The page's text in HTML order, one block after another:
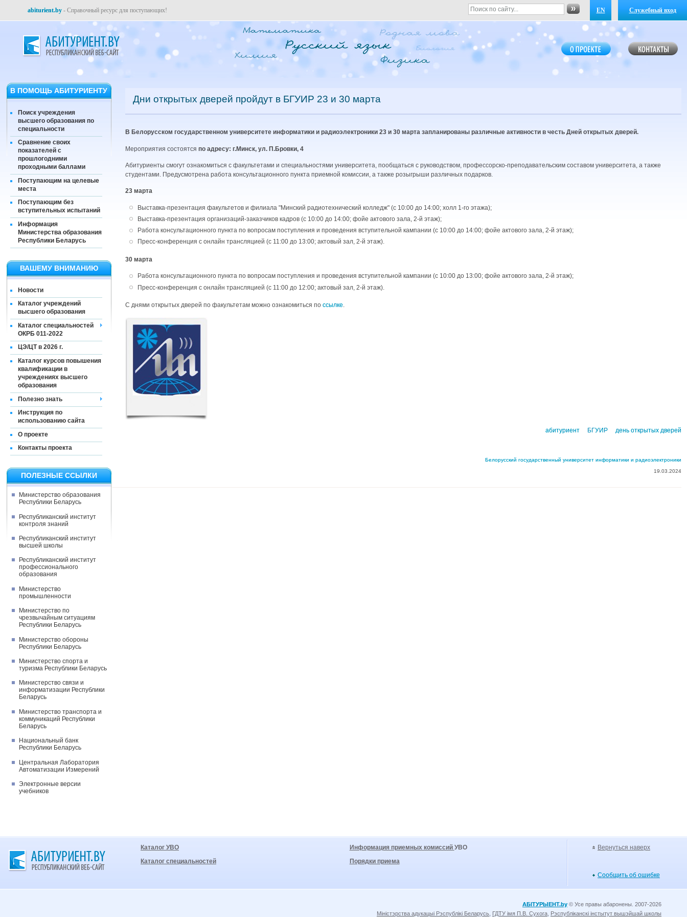
EN Служебный вход
abiturient.by - Справочный ресурс для поступающих!
В ПОМОЩЬ АБИТУРИЕНТУ
Поиск учреждения
высшего образования по
специальности
Сравнение своих
показателей с
прошлогодними
проходными баллами
Поступающим на целевые
места
Поступающим без
вступительных испытаний
Информация
Министерства образования
Республики Беларусь
ВАШЕМУ ВНИМАНИЮ
Новости
Каталог учреждений
высшего образования
Каталог специальностей
ОКРБ 011-2022
ЦЭ/ЦТ в 2026 г.
Каталог курсов повышения
квалификации в
учреждениях высшего
образования
Полезно знать
Инструкция по
использованию сайта
О проекте
Контакты проекта
ПОЛЕЗНЫЕ ССЫЛКИ
Министерство образования
Республики Беларусь
Республиканский институт
контроля знаний
Республиканский институт
высшей школы
Республиканский институт
профессионального
образования
Министерство
промышленности
Министерство по
чрезвычайным ситуациям
Республики Беларусь
Министерство обороны
Республики Беларусь
Министерство спорта и
туризма Республики Беларусь
Министерство связи и
информатизации Республики
Беларусь
Министерство транспорта и
коммуникаций Республики
Беларусь
Национальный банк
Республики Беларусь
Центральная Лаборатория
Автоматизации Измерений
Электронные версии
учебников
Дни открытых дверей пройдут в БГУИР 23 и 30 марта
В Белорусском государственном университете информатики и радиоэлектроники 23 и 30 марта запланированы различные активности в честь Дней открытых дверей.
Мероприятия состоятся по адресу: г.Минск, ул. П.Бровки, 4
Абитуриенты смогут ознакомиться с факультетами и специальностями университета, пообщаться с руководством, профессорско-преподавательским составом университета, а также
студентами. Предусмотрена работа консультационного пункта приемной комиссии, а также розыгрыши различных подарков.
23 марта
Выставка-презентация факультетов и филиала "Минский радиотехнический колледж" (с 10:00 до 14:00; холл 1-го этажа);
Выставка-презентация организаций-заказчиков кадров (с 10:00 до 14:00; фойе актового зала, 2-й этаж);
Работа консультационного пункта по вопросам поступления и проведения вступительной кампании (с 10:00 до 14:00; фойе актового зала, 2-й этаж);
Пресс-конференция с онлайн трансляцией (с 11:00 до 13:00; актовый зал, 2-й этаж).
30 марта
Работа консультационного пункта по вопросам поступления и проведения вступительной кампании (с 10:00 до 13:00; фойе актового зала, 2-й этаж);
Пресс-конференция с онлайн трансляцией (с 11:00 до 12:00; актовый зал, 2-й этаж).
С днями открытых дверей по факультетам можно ознакомиться по ссылке.
абитуриент БГУИР день открытых дверей
Белорусский государственный университет информатики и радиоэлектроники
19.03.2024
Вернуться наверх
Сообщить об ошибке
Каталог УВО
Каталог специальностей
Информация приемных комиссий УВО
Порядки приема
АБІТУРЫЕНТ.by © Усе правы абаронены. 2007-2026
Міністэрства адукацыі Рэспублікі Беларусь
ГДТУ імя П.В. Сухога Рэспубліканскі інстытут вышэйшай школы